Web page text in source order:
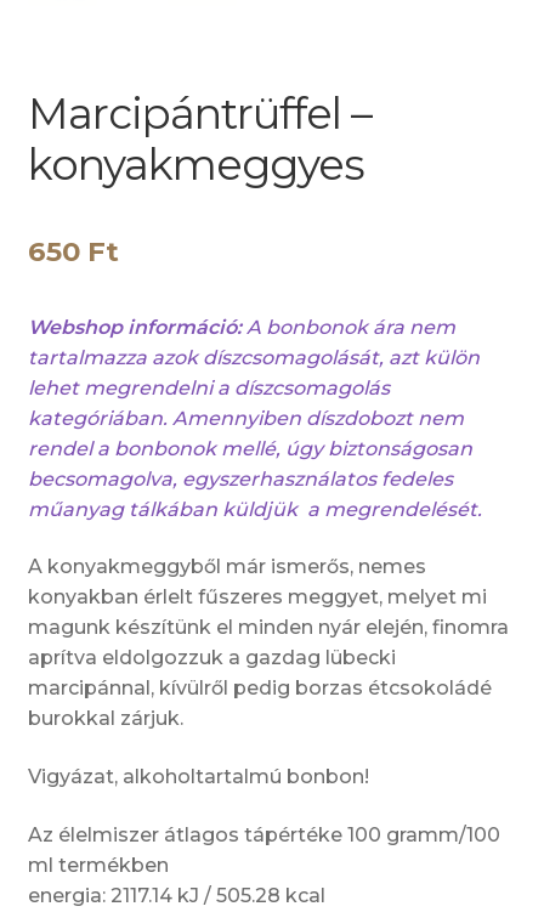
Marcipántrüffel –
konyakmeggyes
650 Ft
Webshop információ: A bonbonok ára nem
tartalmazza azok díszcsomagolását, azt külön
lehet megrendelni a díszcsomagolás
kategóriában. Amennyiben díszdobozt nem
rendel a bonbonok mellé, úgy biztonságosan
becsomagolva, egyszerhasználatos fedeles
műanyag tálkában küldjük a megrendelését.
A konyakmeggyből már ismerős, nemes
konyakban érlelt fűszeres meggyet, melyet mi
magunk készítünk el minden nyár elején, finomra
aprítva eldolgozzuk a gazdag lübecki
marcipánnal, kívülről pedig borzas étcsokoládé
burokkal zárjuk.
Vigyázat, alkoholtartalmú bonbon!
Az élelmiszer átlagos tápértéke 100 gramm/100
ml termékben
energia: 2117.14 kJ / 505.28 kcal